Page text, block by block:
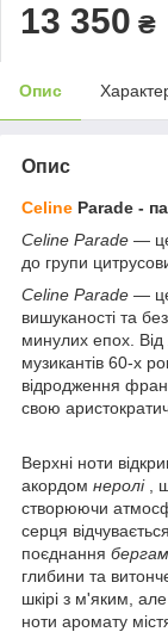
13 350 ₴
Опис
Опис
Celine Parade -
Celine Parade — це
до групи
Celine Parade —
вишуканості та
минулих епох. Від
музикантів 60-х
відродження
свою
Верхні ноти
акордом неролі,
створюючи
серця
поєднання
глибини та
шкірі з м'яким,
ноти аромату